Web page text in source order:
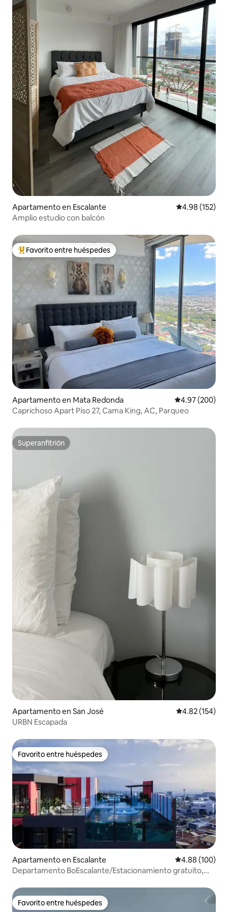
Apartamento en Escalante Calificación
4.98 (152)
Amplio estudio con balcón
Favorito entre huéspedes preferido
Favorito entre huéspedes
Apartamento en Mata Redonda Calificación
4.97 (200)
Caprichoso Apart Piso 27, Cama King, AC, Parqueo
Superanfitrión
Superanfitrión
Apartamento en San José Calificación
4.82 (154)
URBN Escapada
Favorito entre huéspedes
Favorito entre huéspedes
Apartamento en Escalante Calificación
4.88 (100)
Departamento BoEscalante/Estacionamiento gratuito,
Favorito entre huéspedes
Favorito entre huéspedes